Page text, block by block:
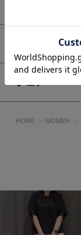
アイテムサイ
シェア
HOME WOMEN